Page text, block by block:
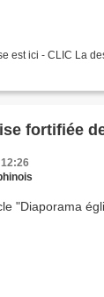
est ici - CLIC La
fortifiée